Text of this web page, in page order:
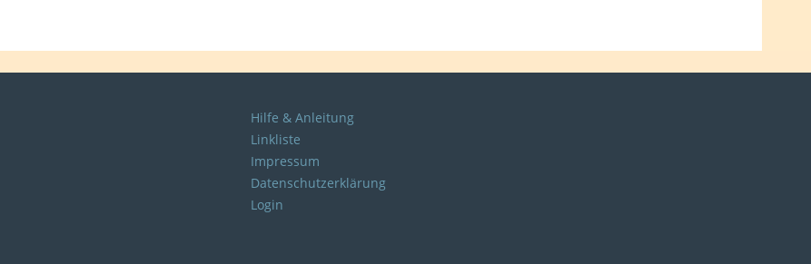
Hilfe & Anleitung
Linkliste
Impressum
Datenschutzerklärung
Login